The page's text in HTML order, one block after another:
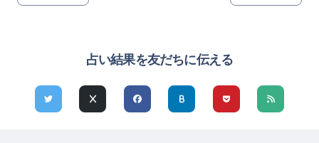
占い結果を友だちに伝える